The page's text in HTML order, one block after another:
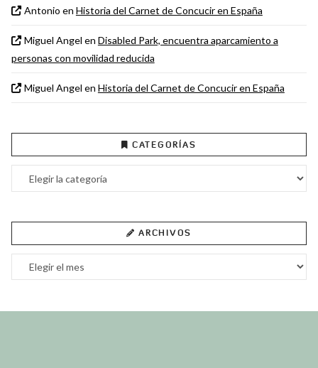
Antonio en Historia del Carnet de Concucir en España
Miguel Angel en Disabled Park, encuentra aparcamiento a
personas con movilidad reducida
Miguel Angel en Historia del Carnet de Concucir en España
CATEGORÍAS
Categorías
ARCHIVOS
Archivos